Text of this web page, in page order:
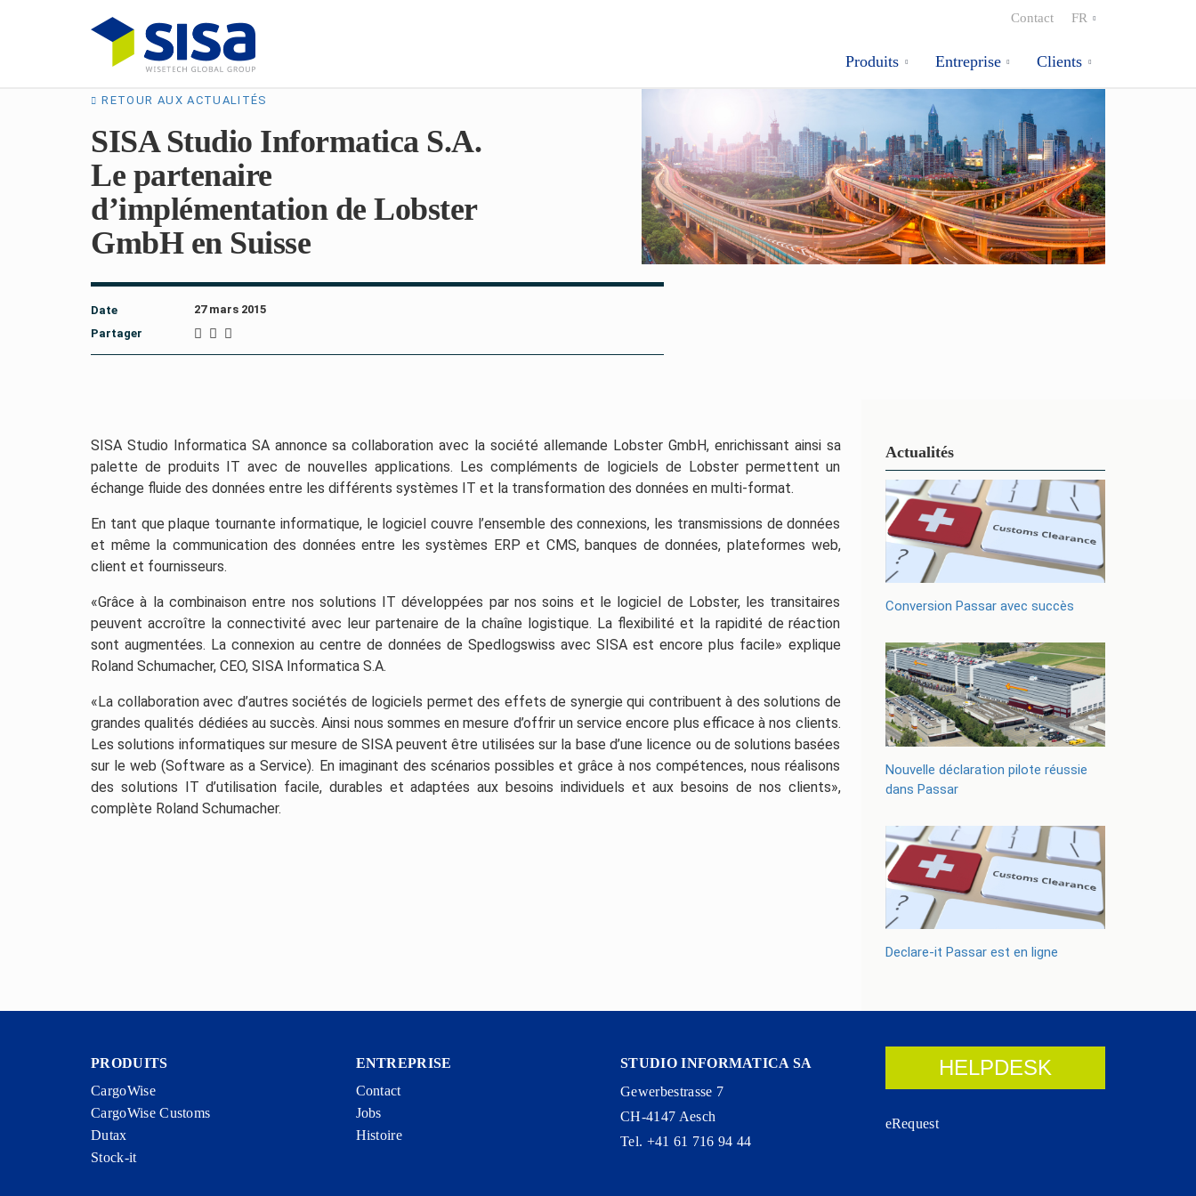
Produits Entreprise Clients
Contact FR
RETOUR AUX ACTUALITÉS
SISA Studio Informatica S.A.
Le partenaire
d’implémentation de Lobster
GmbH en Suisse
Date
27 mars 2015
Partager
SISA Studio Informatica SA annonce sa collaboration avec la société allemande Lobster GmbH, enrichissant ainsi sa
palette de produits IT avec de nouvelles applications. Les compléments de logiciels de Lobster permettent un
échange fluide des données entre les différents systèmes IT et la transformation des données en multi-format.
En tant que plaque tournante informatique, le logiciel couvre l’ensemble des connexions, les transmissions de données
et même la communication des données entre les systèmes ERP et CMS, banques de données, plateformes web,
client et fournisseurs.
«Grâce à la combinaison entre nos solutions IT développées par nos soins et le logiciel de Lobster, les transitaires
peuvent accroître la connectivité avec leur partenaire de la chaîne logistique. La flexibilité et la rapidité de réaction
sont augmentées. La connexion au centre de données de Spedlogswiss avec SISA est encore plus facile» explique
Roland Schumacher, CEO, SISA Informatica S.A.
«La collaboration avec d’autres sociétés de logiciels permet des effets de synergie qui contribuent à des solutions de
grandes qualités dédiées au succès. Ainsi nous sommes en mesure d’offrir un service encore plus efficace à nos clients.
Les solutions informatiques sur mesure de SISA peuvent être utilisées sur la base d’une licence ou de solutions basées
sur le web (Software as a Service). En imaginant des scénarios possibles et grâce à nos compétences, nous réalisons
des solutions IT d’utilisation facile, durables et adaptées aux besoins individuels et aux besoins de nos clients»,
complète Roland Schumacher.
Actualités
Conversion Passar avec succès
Nouvelle déclaration pilote réussie
dans Passar
Declare-it Passar est en ligne
PRODUITS
CargoWise
CargoWise Customs
Dutax
Stock-it
ENTREPRISE
Contact
Jobs
Histoire
STUDIO INFORMATICA SA
Gewerbestrasse 7
CH-4147 Aesch
Tel. +41 61 716 94 44
HELPDESK
eRequest